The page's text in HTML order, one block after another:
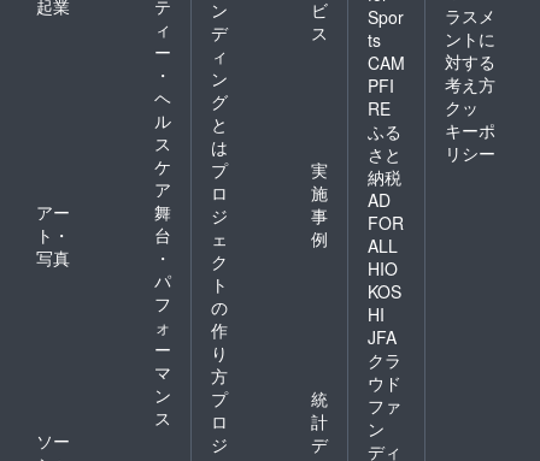
起業
テ
ィ
ー
・
ヘ
ル
ス
ケ
ア
アー
ト・
写真
舞
台
・
パ
フ
ォ
ー
マ
ン
ス
ソー
ン
デ
ィ
ン
グ
と
は
ビ
ス
プ
ロ
ジ
ェ
ク
ト
の
作
り
方
実
施
事
例
プ
ロ
ジ
統
計
デ
Spor
ts
CAM
PFI
RE
ふる
さと
納税
AD
FOR
ALL
HIO
KOS
HI
JFA
クラ
ウド
ファ
ン
ディ
ラスメ
ントに
対する
考え方
クッ
キーポ
リシー